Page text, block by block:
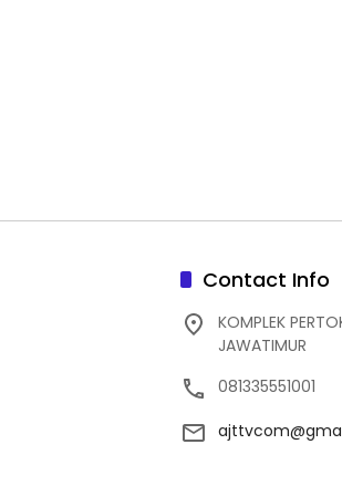
Contact Info
KOMPLEK
JAWATIMUR
081335551001